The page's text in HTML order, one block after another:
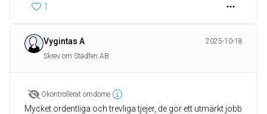
1
Vygintas A
2025-10-18
Skrev om Städfen AB
Okontrollerat omdöme
Mycket ordentliga och trevliga tjejer, de gör ett utmärkt jobb